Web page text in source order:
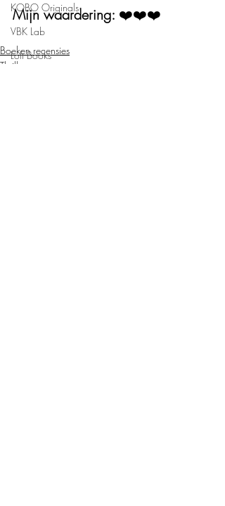
KOBO Originals
VBK Lab
Loft Books
Mijn waardering: ❤️❤️❤️
Boeken recensies
Thriller